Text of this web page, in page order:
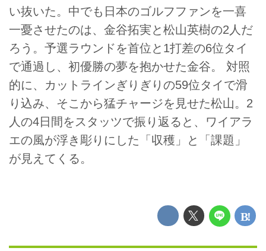
い抜いた。中でも日本のゴルフファンを一喜
一憂させたのは、金谷拓実と松山英樹の2人だ
ろう。予選ラウンドを首位と1打差の6位タイ
で通過し、初優勝の夢を抱かせた金谷。 対照
的に、カットラインぎりぎりの59位タイで滑
り込み、そこから猛チャージを見せた松山。2
人の4日間をスタッツで振り返ると、ワイアラ
エの風が浮き彫りにした「収穫」と「課題」
が見えてくる。